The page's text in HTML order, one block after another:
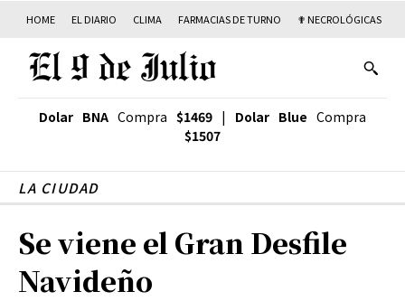
HOME EL DIARIO CLIMA FARMACIAS DE TURNO ✟ NECROLÓGICAS
Dolar BNA Compra $1469 | Dolar Blue Compra
$1507
LA CIUDAD
Se viene el Gran Desfile
Navideño